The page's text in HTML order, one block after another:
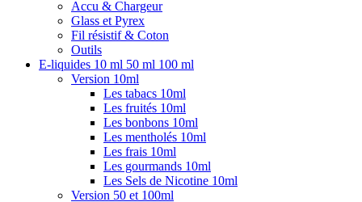
Accu & Chargeur
Glass et Pyrex
Fil résistif & Coton
Outils
E-liquides 10 ml 50 ml 100 ml
Version 10ml
Les tabacs 10ml
Les fruités 10ml
Les bonbons 10ml
Les mentholés 10ml
Les frais 10ml
Les gourmands 10ml
Les Sels de Nicotine 10ml
Version 50 et 100ml